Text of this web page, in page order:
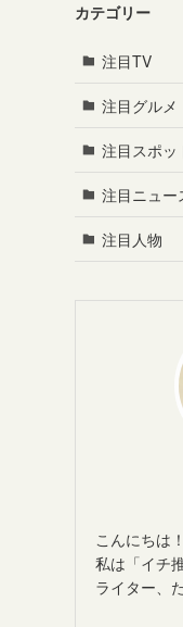
カテゴリー
注目TV
注目グルメ
注目スポッ
注目ニュー
注目人物
こんにちは！
私は「イチ
ライター、